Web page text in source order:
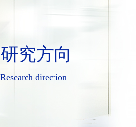
研究方向
Research direction